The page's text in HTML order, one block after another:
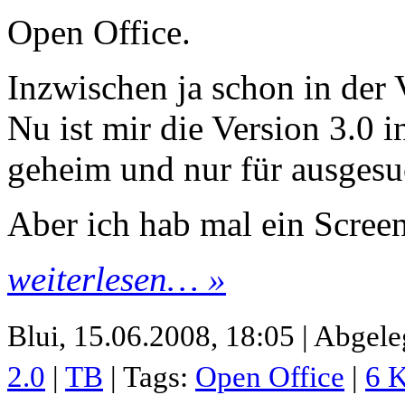
Open Office.
Inzwischen ja schon in der
Nu ist mir die Version 3.0
geheim und nur für
Aber ich hab mal ein
weiterlesen… »
Blui, 15.06.2008, 18:05 |
2.0 | TB | Tags: Open Office | 6